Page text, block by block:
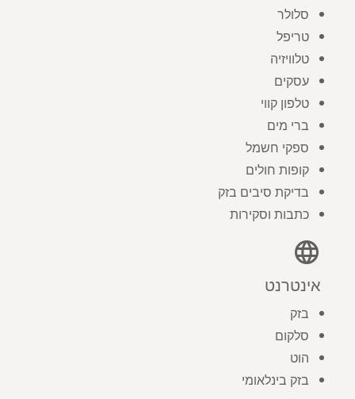
סלולר
טריפל
טלוויזיה
עסקים
טלפון קווי
ברי מים
ספקי חשמל
קופות חולים
בדיקת סיבים בזק
כתבות וסקירות
language
אינטרנט
בזק
סלקום
הוט
בזק בינלאומי